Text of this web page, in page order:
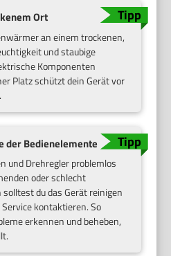
Ort
an einem trockenen,
und staubige
Komponenten
Platz schützt dein Gerät vor
der Bedienelemente
und Drehregler problemlos
oder schlecht
du das Gerät reinigen
kontaktieren. So
erkennen und beheben,